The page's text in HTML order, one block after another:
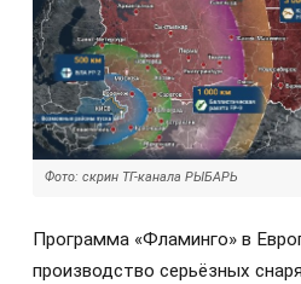
Фото: скрин ТГ-канала РЫБАРЬ
Программа «Фламинго» в
производство серьёзных